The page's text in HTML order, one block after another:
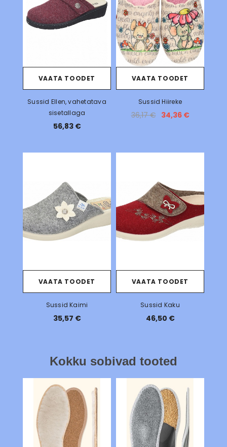
VAATA TOODET
Sussid Ellen, vahetatava
sisetallaga
56,83 €
VAATA TOODET
Sussid Hiireke
36,17 € 34,36 €
VAATA TOODET
Sussid Kaimi
35,57 €
VAATA TOODET
Sussid Kaku
46,50 €
Kokku sobivad tooted